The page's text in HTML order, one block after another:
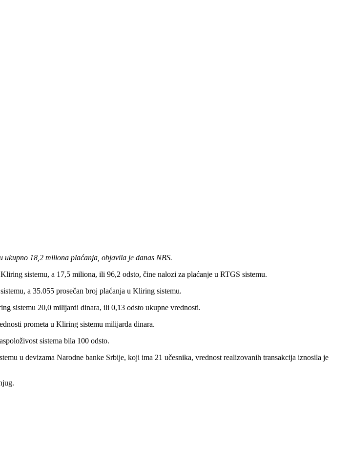
ukupno 18,2 miliona plaćanja, objavila je danas NBS.
sistemu, a 17,5 miliona, ili 96,2 odsto, čine nalozi za plaćanje u RTGS sistemu.
a 35.055 prosečan broj plaćanja u Kliring sistemu.
sistemu 20,0 milijardi dinara, ili 0,13 odsto ukupne vrednosti.
prometa u Kliring sistemu milijarda dinara.
sistema bila 100 odsto.
u devizama Narodne banke Srbije, koji ima 21 učesnika, vrednost realizovanih transakcija iznosila je